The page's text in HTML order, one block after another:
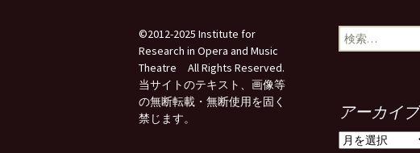
©2012-2025 Institute for
Research in Opera and Music
Theatre All Rights Reserved.
当サイトのテキスト、画像等
の無断転載・無断使用を固く
禁じます。
検
索:
アーカイブ
ア